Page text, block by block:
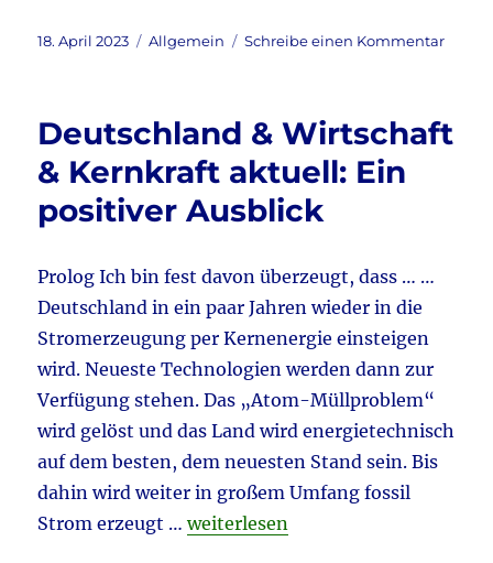
c
b
o
o
k
it
r
ai le
Veröffentlicht
18. April 2023 Kategorien
Allgemein Schreibe einen Kommentarzu
Deutschland & Wirtschaft
& Kernkraft aktuell: Ein
positiver Ausblick
Prolog Ich bin fest davon überzeugt, dass … …
Deutschland in ein paar Jahren wieder in die
Stromerzeugung per Kernenergie einsteigen
wird. Neueste Technologien werden dann zur
Verfügung stehen. Das „Atom-Müllproblem“
wird gelöst und das Land wird energietechnisch
auf dem besten, dem neuesten Stand sein. Bis
dahin wird weiter in großem Umfang fossil
Strom erzeugt …„Deutschland & Wirtschaft &
weiterlesen